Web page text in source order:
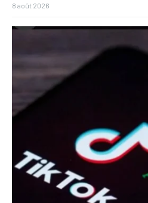
8 août 2026